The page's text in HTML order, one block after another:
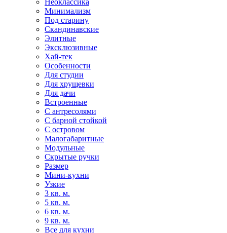
Неоклассика
Минимализм
Под старину
Скандинавские
Элитные
Эксклюзивные
Хай-тек
Особенности
Для студии
Для хрущевки
Для дачи
Встроенные
С антресолями
С барной стойкой
С островом
Малогабаритные
Модульные
Скрытые ручки
Размер
Мини-кухни
Узкие
3 кв. м.
5 кв. м.
6 кв. м.
9 кв. м.
Все для кухни